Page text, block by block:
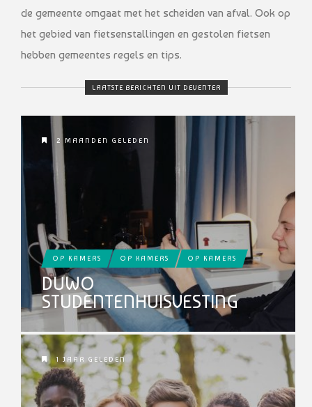
de gemeente omgaat met het scheiden van afval. Ook op
het gebied van fietsenstallingen en gestolen fietsen
hebben gemeentes regels en tips.
LAATSTE BERICHTEN UIT DEVENTER
2 MAANDEN GELEDEN
OP KAMERS OP KAMERS OP KAMERS
DUWO
STUDENTENHUISVESTING
1 JAAR GELEDEN